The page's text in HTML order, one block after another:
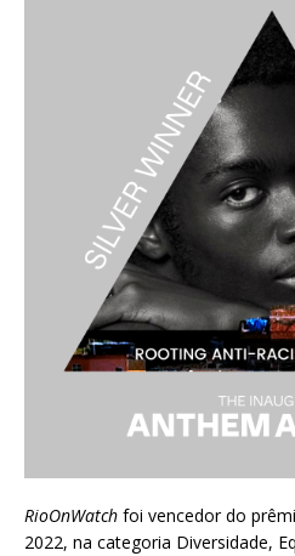
RioOnWatch foi vencedor do
2022, na categoria Diversidade,